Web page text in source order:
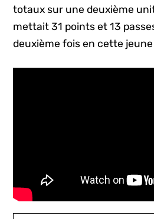
totaux sur une deuxième
mettait 31 points et 13
deuxième fois en cette